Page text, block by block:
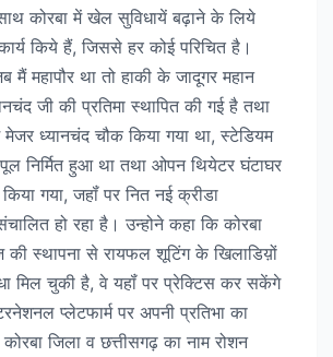
कोरबा में खेल सुविधायें बढ़ाने के लिये
किये हैं, जिससे हर कोई परिचित है।
मैं महापौर था तो हाकी के जादूगर महान
जी की प्रतिमा स्थापित की गई है तथा
ध्यानचंद चौक किया गया था, स्टेडियम
निर्मित हुआ था तथा ओपन थियेटर घंटाघर
गया, जहॉं पर नित नई क्रीडा
हो रहा है। उन्होने कहा कि कोरबा
स्थापना से रायफल शूटिंग के खिलाडिय़ों
मिल चुकी है, वे यहॉं पर प्रेक्टिस कर सकेंगे
प्लेटफार्म पर अपनी प्रतिभा का
जिला व छत्तीसगढ़ का नाम रोशन